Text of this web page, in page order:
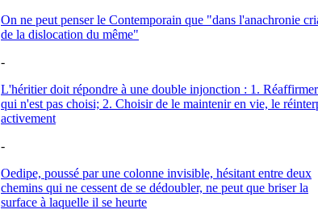
On ne peut penser le Contemporain que "dans l'anachronie
de la dislocation du même"
-
L'héritier doit répondre à une double injonction : 1.
qui n'est pas choisi; 2. Choisir de le maintenir en vie, le
activement
-
Oedipe, poussé par une colonne invisible, hésitant entre deux
chemins qui ne cessent de se dédoubler, ne peut que briser la
surface à laquelle il se heurte